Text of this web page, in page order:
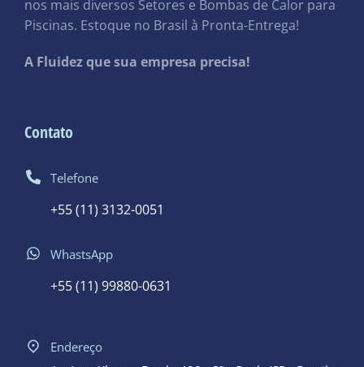
nos mais diversos Setores e Bombas de Calor para
Piscinas. Estoque no Brasil à Pronta-Entrega!
A Fluidez que sua empresa precisa!
Contato
Telefone
+55 (11) 3132-0051
WhastsApp
+55 (11) 99880-0631
Endereço